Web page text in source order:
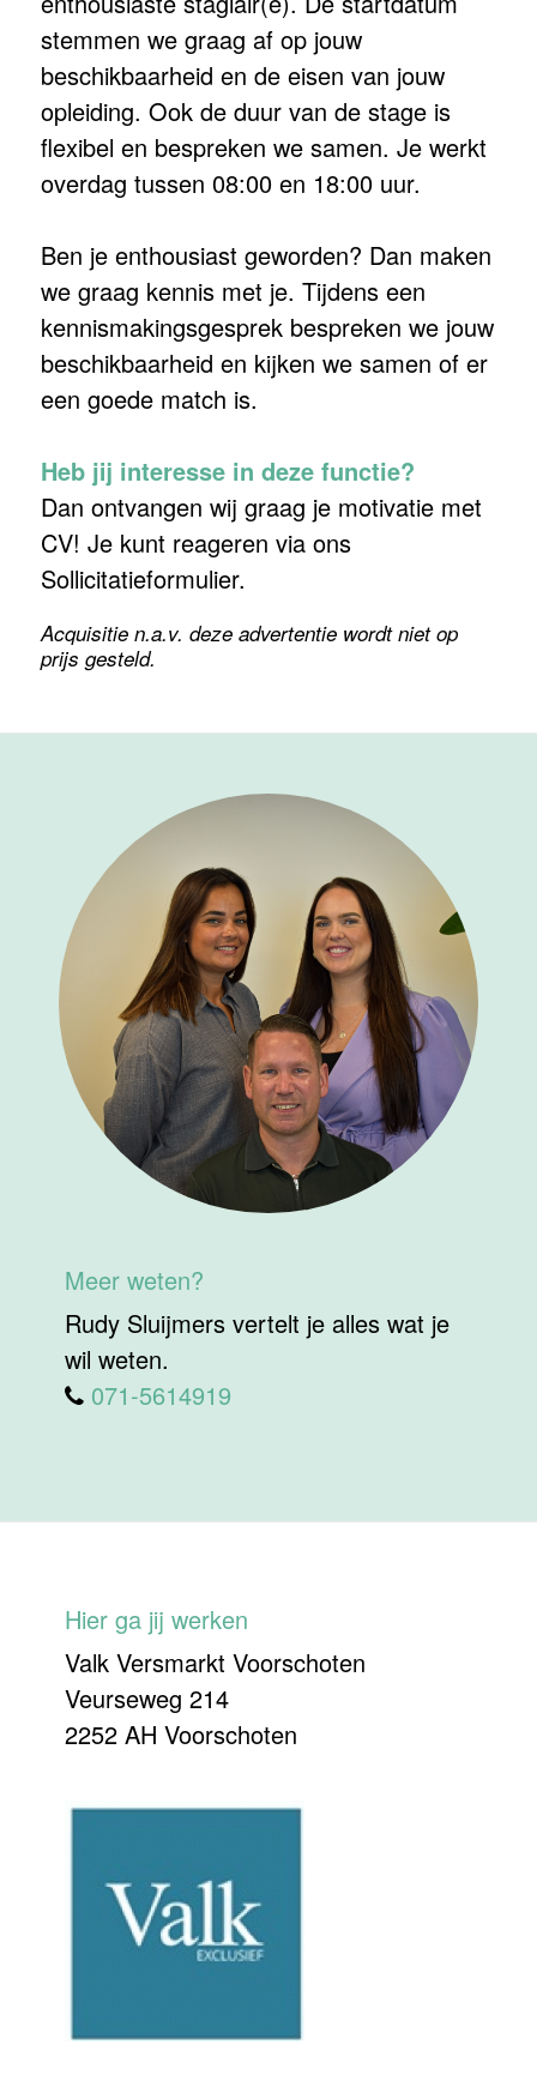
stemmen we graag af op jouw
beschikbaarheid en de eisen van jouw
opleiding. Ook de duur van de stage is
flexibel en bespreken we samen. Je werkt
overdag tussen 08:00 en 18:00 uur.
Ben je enthousiast geworden? Dan maken
we graag kennis met je. Tijdens een
kennismakingsgesprek bespreken we jouw
beschikbaarheid en kijken we samen of er
een goede match is.
Heb jij interesse in deze functie?
Dan ontvangen wij graag je motivatie met
CV! Je kunt reageren via ons
Sollicitatieformulier.
Acquisitie n.a.v. deze advertentie wordt niet op
prijs gesteld.
Meer weten?
Rudy Sluijmers vertelt je alles wat je
wil weten.
071-5614919
Hier ga jij werken
Valk Versmarkt Voorschoten
Veurseweg 214
2252 AH Voorschoten